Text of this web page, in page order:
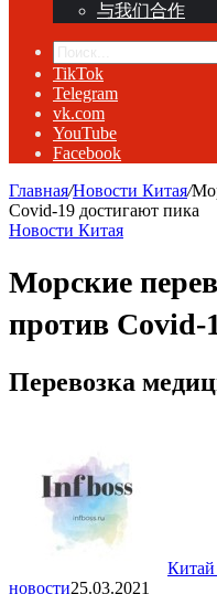
与我们合作
TikTok
Telegram
vk.com
YouTube
Facebook
Главная/Новости Китая/
Covid-19 достигают пика
Новости Китая
Морские
против Covid-
Перевозка
Китай
новости25.03.2021